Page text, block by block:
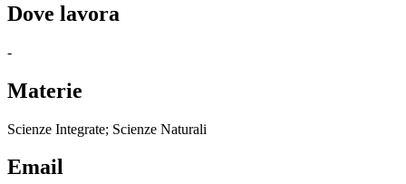
Dove lavora
-
Materie
Scienze Integrate; Scienze Naturali
Email